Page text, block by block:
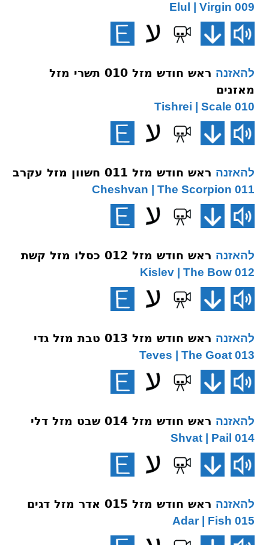
009 Elul | Virgin
להאזנה
ראש חודש מזל 010 תשרי מזל
מאזנים
010 Tishrei | Scale
להאזנה ראש חודש מזל 011 חשוון מזל עקרב
011 Cheshvan | The Scorpion
להאזנה ראש חודש מזל 012 כסלו מזל קשת
012 Kislev | The Bow
להאזנה ראש חודש מזל 013 טבת מזל גדי
013 Teves | The Goat
להאזנה ראש חודש מזל 014 שבט מזל דלי
014 Shvat | Pail
להאזנה ראש חודש מזל 015 אדר מזל דגים
015 Adar | Fish